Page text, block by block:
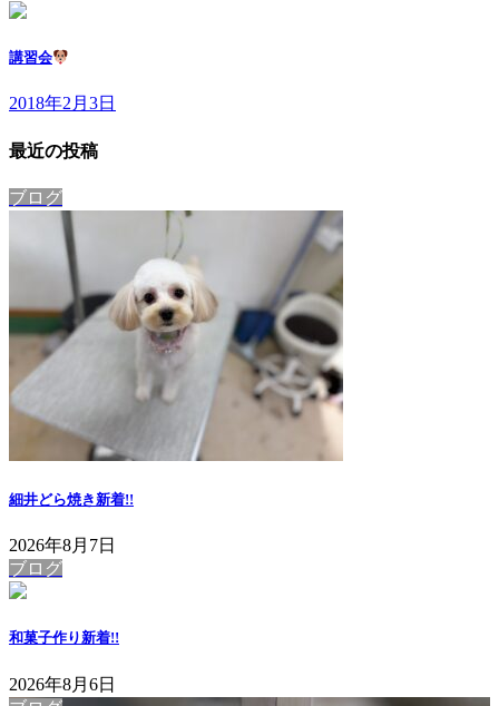
講習会
2018年2月3日
最近の投稿
ブログ
細井どら焼き新着!!
2026年8月7日
ブログ
和菓子作り新着!!
2026年8月6日